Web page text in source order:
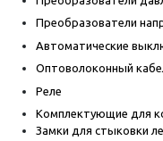
Преобразователи
Автоматические
Оптоволоконный
Реле
Комплектующие для
Замки для стыковки